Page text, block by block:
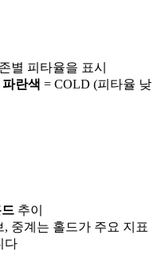
별 피타율을 표시
파란색 = COLD (피타율 낮
추이
중계는 홀드가 주요 지표
다